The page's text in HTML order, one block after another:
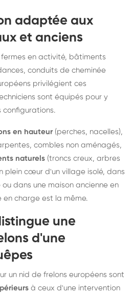
adaptée aux
et anciens
en activité, bâtiments
conduits de cheminée
privilégient ces
sont équipés pour y
configurations.
en hauteur (perches, nacelles),
combles non aménagés,
naturels (troncs creux, arbres
plein cœur d'un village isolé, dans
dans une maison ancienne en
charge est la même.
une
d'une
un nid de frelons européens sont
à ceux d'une intervention